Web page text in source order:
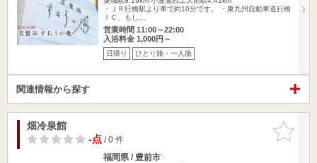
・ＪＲ行橋駅より車で約10分です。 ・東九州自動車道行橋
ＩＣ、もし…
営業時間 11:00～22:00
入浴料金 1,000円～
日帰り ひとり旅・一人旅
関連情報から探す
お気に入
りに追加
畑冷泉館
-点/ 0 件
福岡県 / 豊前市